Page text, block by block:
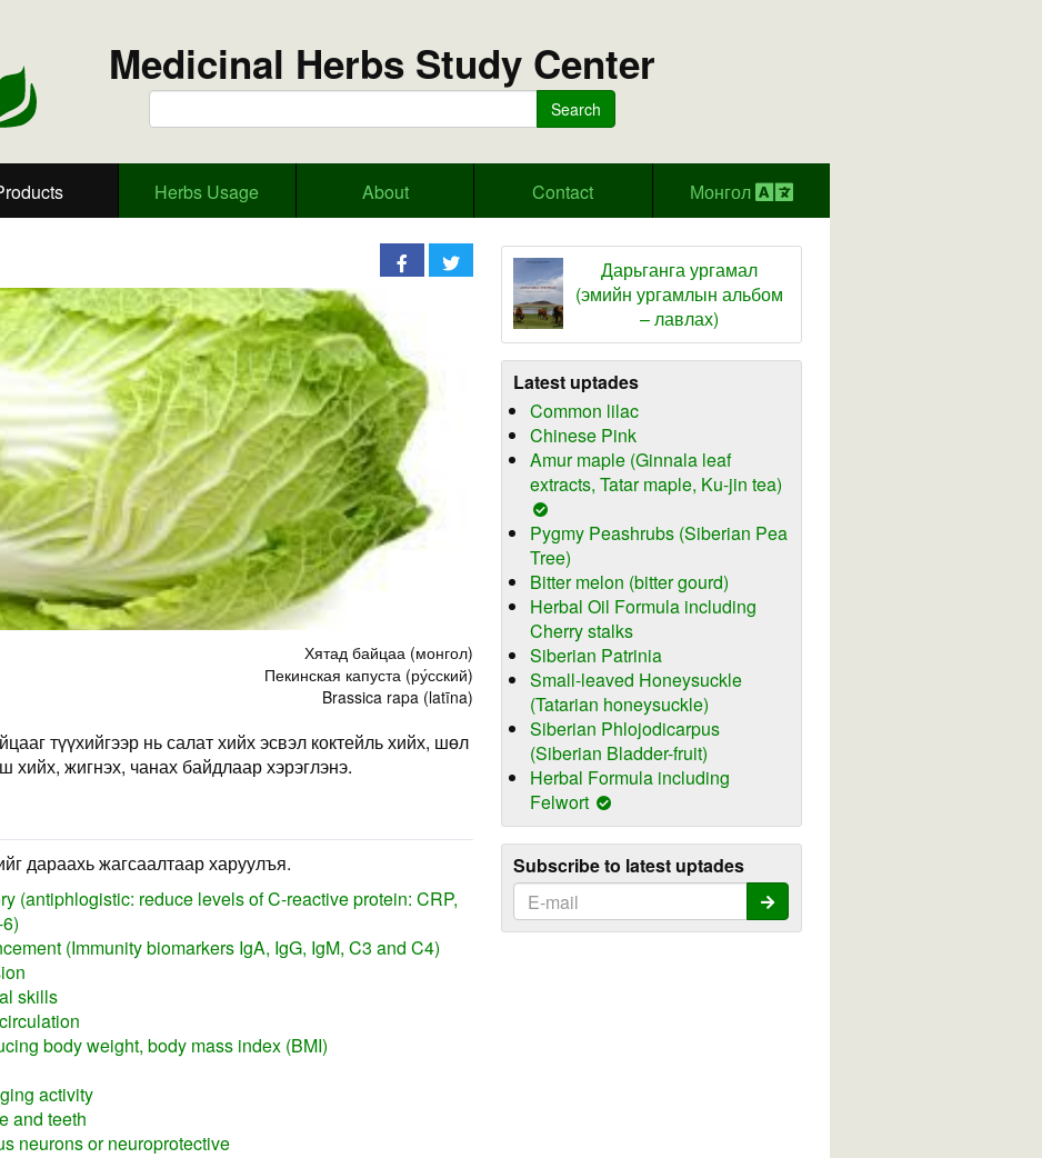
Medicinal Herbs Study Center
Search
Herbs Usage About Contact Монгол
Хятад байцаа (монгол)
Пекинская капуста (ру́сский)
Brassica rapa (latīna)
түүхийгээр нь салат хийх эсвэл коктейль хийх, шөл
хийх, жигнэх, чанах байдлаар хэрэглэнэ.
дараахь жагсаалтаар харуулъя.
(antiphlogistic: reduce levels of C-reactive protein: CRP,
(Immunity biomarkers IgA, IgG, IgM, C3 and C4)
skills
body weight, body mass index (BMI)
activity
and teeth
neurons or neuroprotective
Дарьганга ургамал
(эмийн ургамлын альбом
– лавлах)
Latest uptades
Common lilac
Chinese Pink
Amur maple (Ginnala leaf
extracts, Tatar maple, Ku-jin tea)
Pygmy Peashrubs (Siberian Pea
Tree)
Bitter melon (bitter gourd)
Herbal Oil Formula including
Cherry stalks
Siberian Patrinia
Small-leaved Honeysuckle
(Tatarian honeysuckle)
Siberian Phlojodicarpus
(Siberian Bladder-fruit)
Herbal Formula including
Felwort
Subscribe to latest uptades